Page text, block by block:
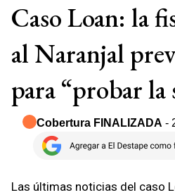
Caso Loan: la
al Naranjal
para “probar la
Cobertura FINALIZADA -
Las últimas noticias del caso